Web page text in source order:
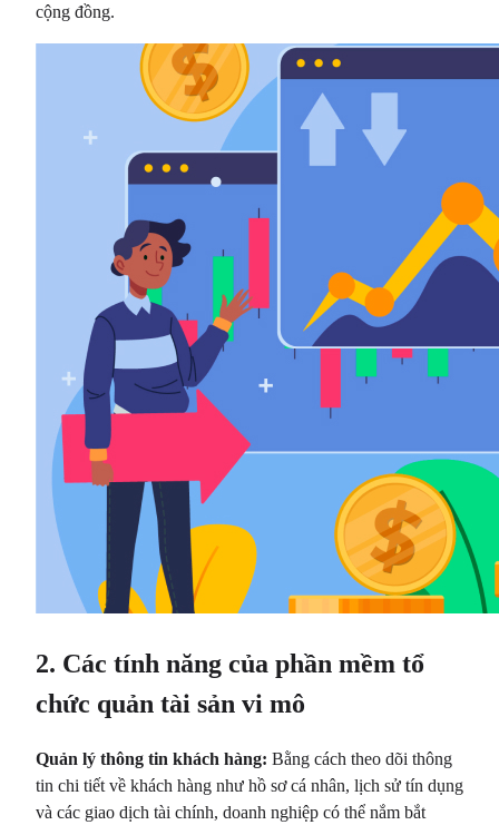
cộng đồng.
2. Các tính năng của phần mềm tổ
chức quản tài sản vi mô
Quản lý thông tin khách hàng: Bằng cách theo dõi thông
tin chi tiết về khách hàng như hồ sơ cá nhân, lịch sử tín dụng
và các giao dịch tài chính, doanh nghiệp có thể nắm bắt